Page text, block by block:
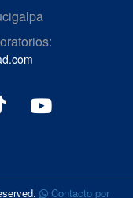
Contacto por